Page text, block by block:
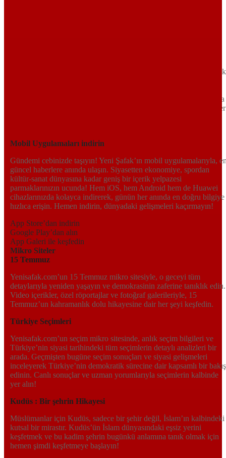
Tarafsız, dinamik ve derinlemesine habercilik anlayışıyla Yeni
bir yelpazede sunduğu haberlerle, hem Türkiye’de hem de dünyada
neler olup bittiğini anında öğrenin. Dijital platformlarıyla her an, her
Mobil Uygulamaları indirin
Gündemi cebinizde taşıyın! Yeni Şafak’ın mobil uygulamalarıyla,
güncel haberlere anında ulaşın. Siyasetten ekonomiye, spordan
kültür-sanat dünyasına kadar geniş bir içerik yelpazesi
parmaklarınızın ucunda! Hem iOS, hem Android hem de Huawei
cihazlarınızda kolayca indirerek, günün her anında en doğru bilgiye
hızlıca erişin. Hemen indirin, dünyadaki gelişmeleri kaçırmayın!
App Store’dan indirin
Google Play’dan alın
App Galeri ile keşfedin
Mikro Siteler
15 Temmuz
Yenisafak.com’un 15 Temmuz mikro sitesiyle, o geceyi tüm
detaylarıyla yeniden yaşayın ve demokrasinin zaferine tanıklık edin.
Video içerikler, özel röportajlar ve fotoğraf galerileriyle, 15
Temmuz’un kahramanlık dolu hikayesine dair her şeyi keşfedin.
Türkiye Seçimleri
Yenisafak.com’un seçim mikro sitesinde, anlık seçim bilgileri ve
Türkiye’nin siyasi tarihindeki tüm seçimlerin detaylı analizleri bir
arada. Geçmişten bugüne seçim sonuçları ve siyasi gelişmeleri
inceleyerek Türkiye’nin demokratik sürecine dair kapsamlı bir bakış
edinin. Canlı sonuçlar ve uzman yorumlarıyla seçimlerin kalbinde
yer alın!
Kudüs : Bir şehrin Hikayesi
Müslümanlar için Kudüs, sadece bir şehir değil, İslam’ın kalbindeki
kutsal bir mirastır. Kudüs’ün İslam dünyasındaki eşsiz yerini
keşfetmek ve bu kadim şehrin bugünkü anlamına tanık olmak için
hemen şimdi keşfetmeye başlayın!